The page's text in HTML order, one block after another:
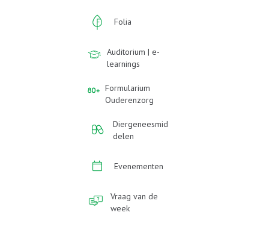
Folia
Auditorium | e-
learnings
Formularium
Ouderenzorg
Diergeneesmid
delen
Evenementen
Vraag van de
week